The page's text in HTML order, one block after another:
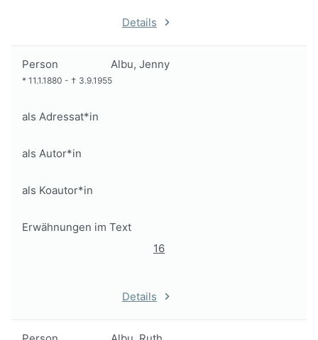
Details
Person Albu, Jenny
* 11.1.1880 - † 3.9.1955
als Adressat*in
als Autor*in
als Koautor*in
Erwähnungen im Text
16
Details